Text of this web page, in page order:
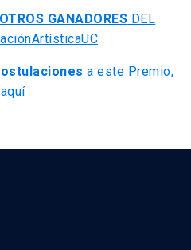
OTROS GANADORES DEL
a este Premio,
aquí